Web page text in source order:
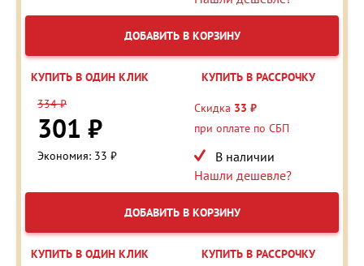
ДОБАВИТЬ В КОРЗИНУ
КУПИТЬ В ОДИН КЛИК
КУПИТЬ В РАССРОЧКУ
334 ₽
301 ₽
Экономия: 33 ₽
Скидка 33 ₽
при оплате по СБП
В наличии
Нашли дешевле?
ДОБАВИТЬ В КОРЗИНУ
КУПИТЬ В ОДИН КЛИК
КУПИТЬ В РАССРОЧКУ